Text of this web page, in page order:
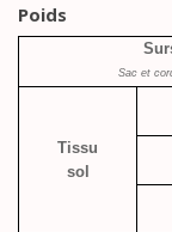
Poids
Sac et
Tissu
sol